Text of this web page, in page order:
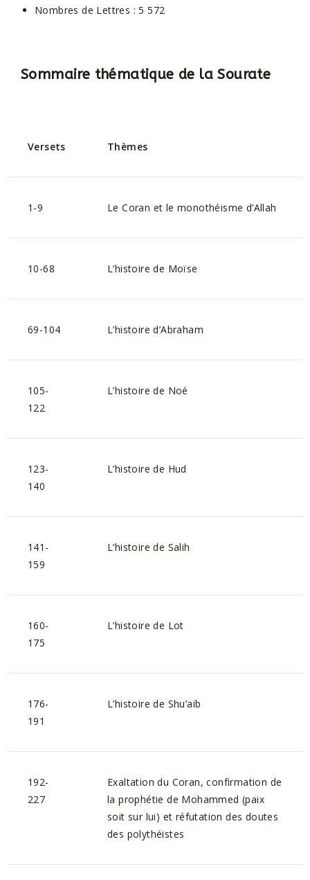
Nombres de Lettres : 5 572
Sommaire thématique de la Sourate
Versets Thèmes
1-9 Le Coran et le monothéisme d’Allah
10-68 L’histoire de Moïse
69-104 L’histoire d’Abraham
105-
122
L’histoire de Noé
123-
140
L’histoire de Hud
141-
159
L’histoire de Salih
160-
175
L’histoire de Lot
176-
191
L’histoire de Shu’aib
192-
227
Exaltation du Coran, confirmation de
la prophétie de Mohammed (paix
soit sur lui) et réfutation des doutes
des polythéistes